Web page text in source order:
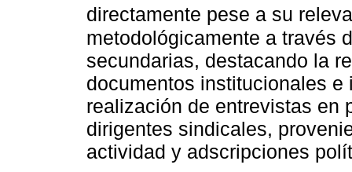
directamente pese a su
metodológicamente a través
secundarias, destacando la
documentos institucionales
realización de entrevistas en
dirigentes sindicales,
actividad y adscripciones